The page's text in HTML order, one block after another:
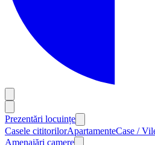
Prezentări locuințe
Casele cititorilorApartamenteCase /
Amenajări camere